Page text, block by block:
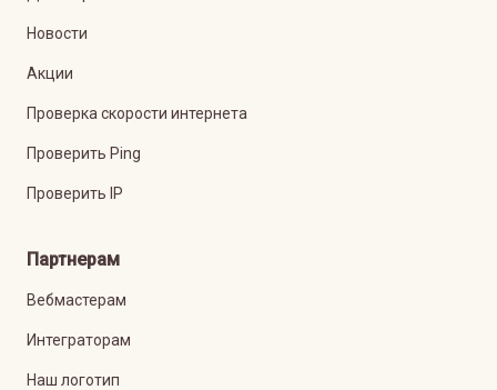
Новости
Акции
Проверка скорости интернета
Проверить Ping
Проверить IP
Партнерам
Вебмастерам
Интеграторам
Наш логотип